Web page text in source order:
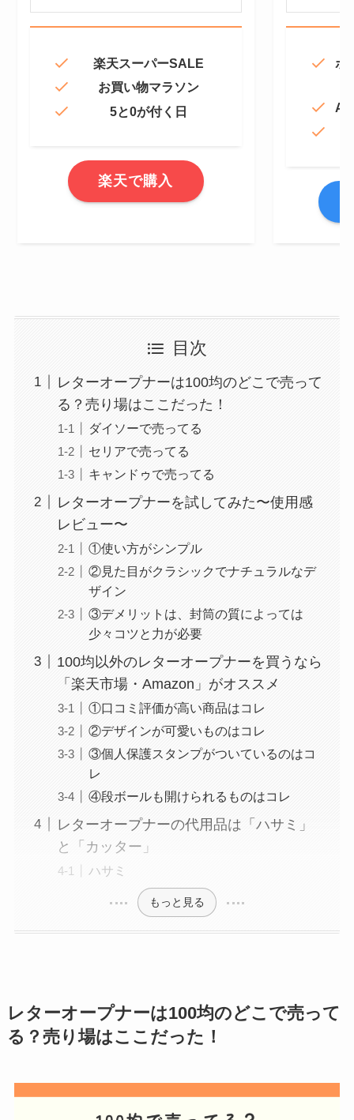
楽天スーパーSALE
お買い物マラソン
5と0が付く日
楽天で購入
ポ
目次
レターオープナーは100均のどこで売って
る？売り場はここだった！
ダイソーで売ってる
セリアで売ってる
キャンドゥで売ってる
レターオープナーを試してみた〜使用感
レビュー〜
①使い方がシンプル
②見た目がクラシックでナチュラルなデ
ザイン
③デメリットは、封筒の質によっては
少々コツと力が必要
100均以外のレターオープナーを買うなら
「楽天市場・Amazon」がオススメ
①口コミ評価が高い商品はコレ
②デザインが可愛いものはコレ
③個人保護スタンプがついているのはコ
レ
④段ボールも開けられるものはコレ
レターオープナーの代用品は「ハサミ」
と「カッター」
ハサミ
もっと見る
レターオープナーは100均のどこで売って
る？売り場はここだった！